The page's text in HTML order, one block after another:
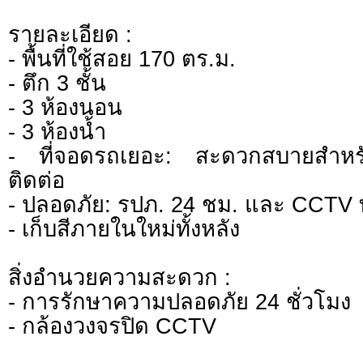
รายละเอียด :
- พื้นที่ใช้สอย 170 ตร.ม.
- ตึก 3 ชั้น
- 3 ห้องนอน
- 3 ห้องน้ำ
- ที่จอดรถเยอะ: สะดวกสบายสำห
ติดต่อ
- ปลอดภัย: รปภ. 24 ชม. และ CCTV
- เก็บสีภายในใหม่ทั้งหลัง
สิ่งอำนวยความสะดวก :
- การรักษาความปลอดภัย 24 ชั่วโมง
- กล้องวงจรปิด CCTV